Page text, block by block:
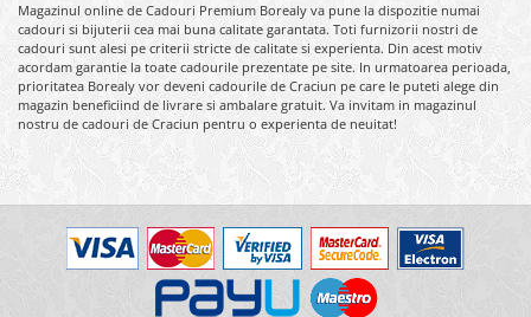
Magazinul online de Cadouri Premium Borealy va pune la dispozitie numai
cadouri si bijuterii cea mai buna calitate garantata. Toti furnizorii nostri de
cadouri sunt alesi pe criterii stricte de calitate si experienta. Din acest motiv
acordam garantie la toate cadourile prezentate pe site. In urmatoarea perioada,
prioritatea Borealy vor deveni cadourile de Craciun pe care le puteti alege din
magazin beneficiind de livrare si ambalare gratuit. Va invitam in magazinul
nostru de cadouri de Craciun pentru o experienta de neuitat!